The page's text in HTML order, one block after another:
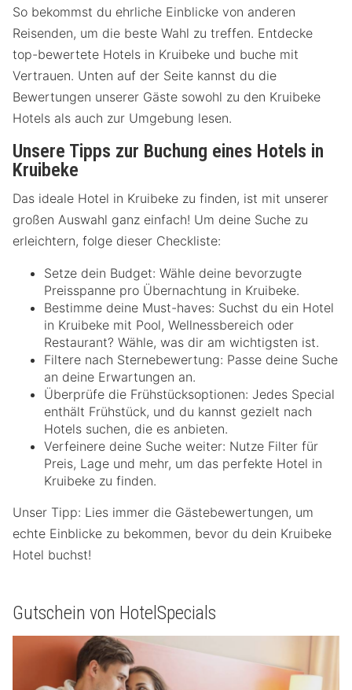
So bekommst du ehrliche Einblicke von anderen
Reisenden, um die beste Wahl zu treffen. Entdecke
top-bewertete Hotels in Kruibeke und buche mit
Vertrauen. Unten auf der Seite kannst du die
Bewertungen unserer Gäste sowohl zu den Kruibeke
Hotels als auch zur Umgebung lesen.
Unsere Tipps zur Buchung eines Hotels in
Kruibeke
Das ideale Hotel in Kruibeke zu finden, ist mit unserer
großen Auswahl ganz einfach! Um deine Suche zu
erleichtern, folge dieser Checkliste:
Setze dein Budget: Wähle deine bevorzugte
Preisspanne pro Übernachtung in Kruibeke.
Bestimme deine Must-haves: Suchst du ein Hotel
in Kruibeke mit Pool, Wellnessbereich oder
Restaurant? Wähle, was dir am wichtigsten ist.
Filtere nach Sternebewertung: Passe deine Suche
an deine Erwartungen an.
Überprüfe die Frühstücksoptionen: Jedes Special
enthält Frühstück, und du kannst gezielt nach
Hotels suchen, die es anbieten.
Verfeinere deine Suche weiter: Nutze Filter für
Preis, Lage und mehr, um das perfekte Hotel in
Kruibeke zu finden.
Unser Tipp: Lies immer die Gästebewertungen, um
echte Einblicke zu bekommen, bevor du dein Kruibeke
Hotel buchst!
Gutschein von HotelSpecials